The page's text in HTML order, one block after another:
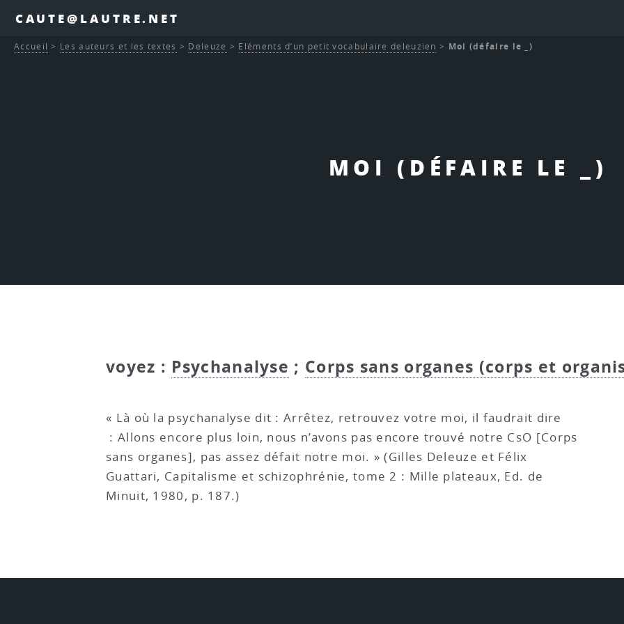
CAUTE@LAUTRE.NET
MOI (DÉFAIRE LE _)
Accueil > Les auteurs et les textes > Deleuze > Eléments d’un petit vocabulaire deleuzien > Moi (défaire le _)
voyez : Psychanalyse ; Corps sans organes (corps et
« Là où la psychanalyse dit : Arrêtez, retrouvez votre moi, il faudrait dire
: Allons encore plus loin, nous n’avons pas encore trouvé notre CsO [Corps
sans organes], pas assez défait notre moi. » (Gilles Deleuze et Félix
Guattari, Capitalisme et schizophrénie, tome 2 : Mille plateaux, Ed. de
Minuit, 1980, p. 187.)